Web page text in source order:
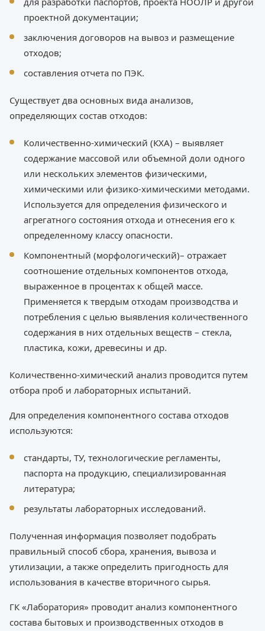
проектной документации;
заключения договоров на вывоз и размещение
отходов;
составления отчета по ПЭК.
Существует два основных вида анализов,
определяющих состав отходов:
Количественно-химический (КХА) – выявляет
содержание массовой или объемной доли одного
или нескольких элементов физическими,
химическими или физико-химическими методами.
Используется для определения физического и
агрегатного состояния отхода и отнесения его к
определенному классу опасности.
Компонентный (морфологический)– отражает
соотношение отдельных компонентов отхода,
выраженное в процентах к общей массе.
Применяется к твердым отходам производства и
потребления с целью выявления количественного
содержания в них отдельных веществ – стекла,
пластика, кожи, древесины и др.
Количественно-химический анализ проводится путем
отбора проб и лабораторных испытаний.
Для определения компонентного состава отходов
используются:
стандарты, ТУ, технологические регламенты,
паспорта на продукцию, специализированная
литература;
результаты лабораторных исследований.
Полученная информация позволяет подобрать
правильный способ сбора, хранения, вывоза и
утилизации, а также определить пригодность для
использования в качестве вторичного сырья.
ГК «Лаборатория» проводит анализ компонентного
состава бытовых и производственных отходов в